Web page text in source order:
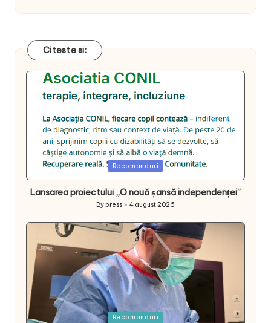
Citeste si:
Posted
in
Recomandari
Lansarea proiectului „O nouă șansă independenței”
Posted
by
By press 4 august 2026
Posted
Recomandari